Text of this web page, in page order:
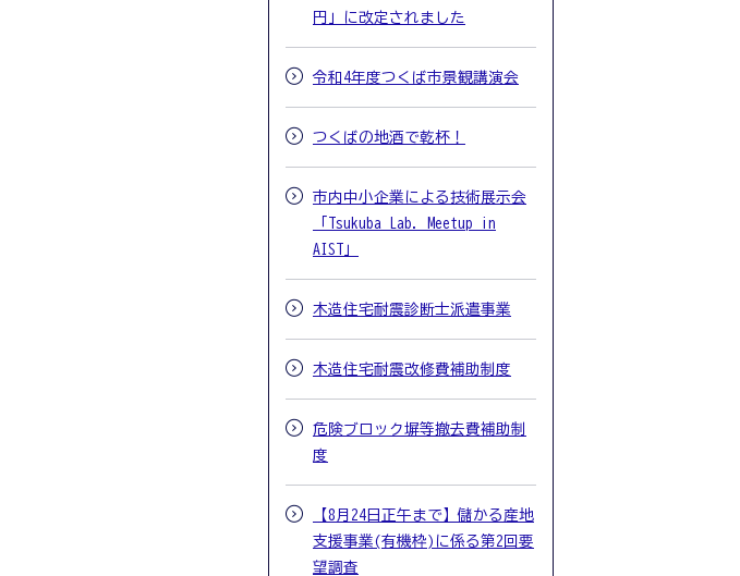
円」に改定されました
令和4年度つくば市景観講演会
つくばの地酒で乾杯！
市内中小企業による技術展示会
「Tsukuba Lab. Meetup in
AIST」
木造住宅耐震診断士派遣事業
木造住宅耐震改修費補助制度
危険ブロック塀等撤去費補助制
度
【8月24日正午まで】儲かる産地
支援事業(有機枠)に係る第2回要
望調査